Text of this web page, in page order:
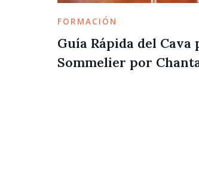
FORMACIÓN
Guía Rápida del Cava
Sommelier por